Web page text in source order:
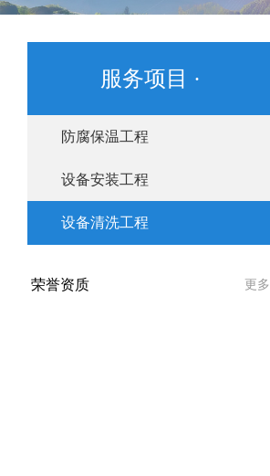
服务项目 ·
防腐保温工程
设备安装工程
设备清洗工程
更多
荣誉资质